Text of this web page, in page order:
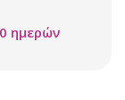
ημερών